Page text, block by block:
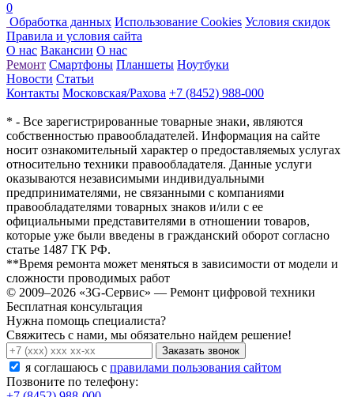
0
Обработка данных Использование Cookies Условия скидок
Правила и условия сайта
О нас Вакансии О нас
Ремонт Смартфоны Планшеты Ноутбуки
Новости Статьи
Контакты Московская/Рахова +7 (8452) 988-000
* - Все зарегистрированные товарные знаки, являются
собственностью правообладателей. Информация на сайте
носит ознакомительный характер о предоставляемых услугах
относительно техники правообладателя. Данные услуги
оказываются независимыми индивидуальными
предпринимателями, не связанными с компаниями
правообладателями товарных знаков и/или с ее
официальными представителями в отношении товаров,
которые уже были введены в гражданский оборот согласно
статье 1487 ГК РФ.
**Время ремонта может меняться в зависимости от модели и
сложности проводимых работ
© 2009–2026 «3G-Сервис» — Ремонт цифровой техники
Бесплатная консультация
Нужна помощь специалиста?
Свяжитесь с нами, мы обязательно найдем решение!
Заказать звонок
я соглашаюсь c правилами пользования сайтом
Позвоните по телефону: